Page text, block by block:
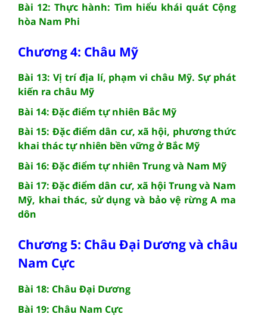
Bài 12: Thực hành: Tìm hiểu khái quát Cộng
hòa Nam Phi
Chương 4: Châu Mỹ
Bài 13: Vị trí địa lí, phạm vi châu Mỹ. Sự phát
kiến ra châu Mỹ
Bài 14: Đặc điểm tự nhiên Bắc Mỹ
Bài 15: Đặc điểm dân cư, xã hội, phương thức
khai thác tự nhiên bền vững ở Bắc Mỹ
Bài 16: Đặc điểm tự nhiên Trung và Nam Mỹ
Bài 17: Đặc điểm dân cư, xã hội Trung và Nam
Mỹ, khai thác, sử dụng và bảo vệ rừng A ma
dôn
Chương 5: Châu Đại Dương và châu
Nam Cực
Bài 18: Châu Đại Dương
Bài 19: Châu Nam Cực